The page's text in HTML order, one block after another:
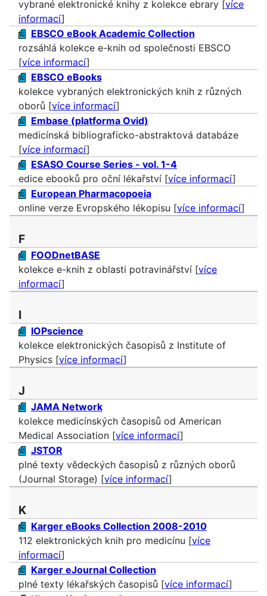
vybrané elektronické knihy z kolekce ebrary [více
informací]
EBSCO eBook Academic Collection
rozsáhlá kolekce e-knih od společnosti EBSCO
[více informací]
EBSCO eBooks
kolekce vybraných elektronických knih z různých
oborů [více informací]
Embase (platforma Ovid)
medicínská bibliograficko-abstraktová databáze
[více informací]
ESASO Course Series - vol. 1-4
edice ebooků pro oční lékařství [více informací]
European Pharmacopoeia
online verze Evropského lékopisu [více informací]
F
FOODnetBASE
kolekce e-knih z oblasti potravinářství [více
informací]
I
IOPscience
kolekce elektronických časopisů z Institute of
Physics [více informací]
J
JAMA Network
kolekce medicínských časopisů od American
Medical Association [více informací]
JSTOR
plné texty vědeckých časopisů z různých oborů
(Journal Storage) [více informací]
K
Karger eBooks Collection 2008-2010
112 elektronických knih pro medicínu [více
informací]
Karger eJournal Collection
plné texty lékařských časopisů [více informací]